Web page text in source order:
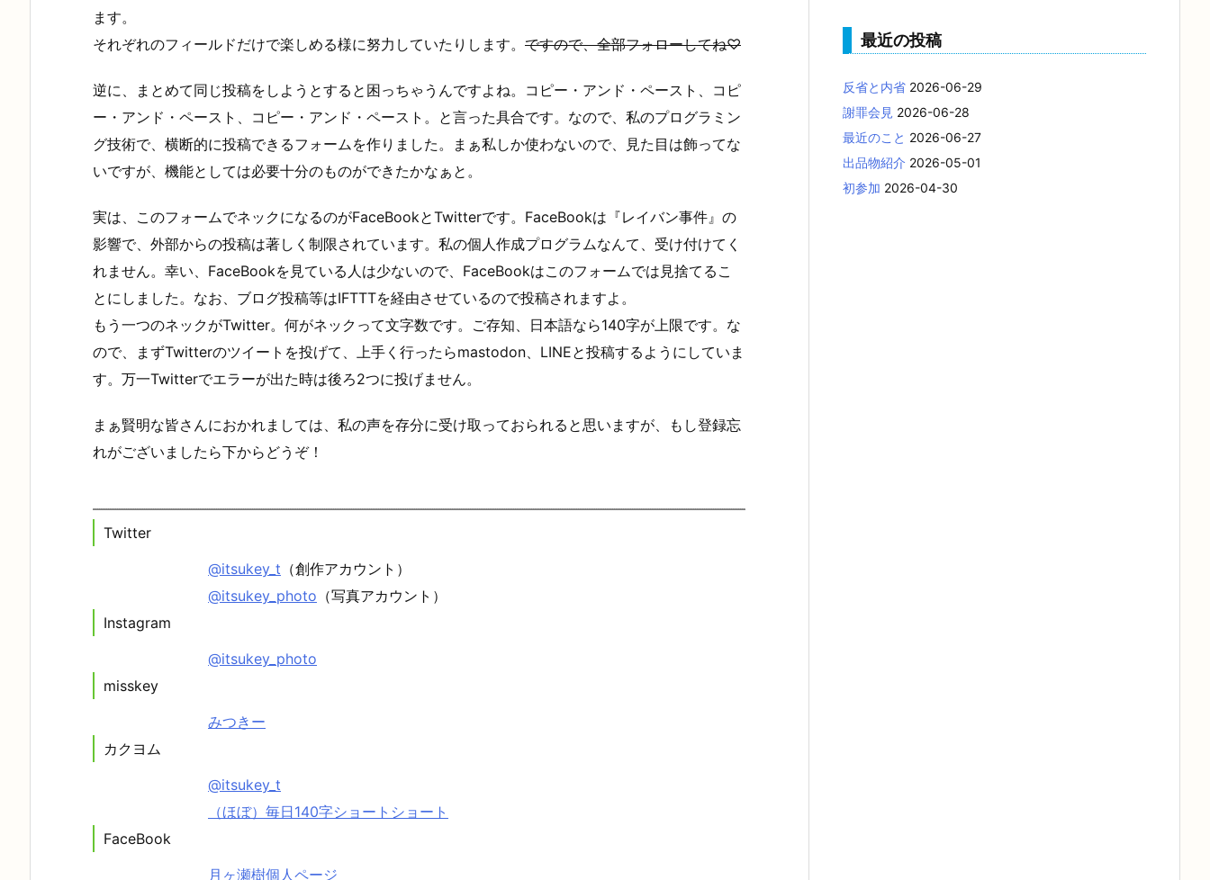
ます。
それぞれのフィールドだけで楽しめる様に努力していたりします。 ですので、全部フォローしてね♡
逆に、まとめて同じ投稿をしようとすると困っちゃうんですよね。コピー・アンド・ペースト、コピ
ー・アンド・ペースト、コピー・アンド・ペースト。と言った具合です。なので、私のプログラミン
グ技術で、横断的に投稿できるフォームを作りました。まぁ私しか使わないので、見た目は飾ってな
いですが、機能としては必要十分のものができたかなぁと。
実は、このフォームでネックになるのがFaceBookとTwitterです。FaceBookは『レイバン事件』の
影響で、外部からの投稿は著しく制限されています。私の個人作成プログラムなんて、受け付けてく
れません。幸い、FaceBookを見ている人は少ないので、FaceBookはこのフォームでは見捨てるこ
とにしました。なお、ブログ投稿等はIFTTTを経由させているので投稿されますよ。
もう一つのネックがTwitter。何がネックって文字数です。ご存知、日本語なら140字が上限です。な
ので、まずTwitterのツイートを投げて、上手く行ったらmastodon、LINEと投稿するようにしていま
す。万一Twitterでエラーが出た時は後ろ2つに投げません。
まぁ賢明な皆さんにおかれましては、私の声を存分に受け取っておられると思いますが、もし登録忘
れがございましたら下からどうぞ！
Twitter
@itsukey_t （創作アカウント）
@itsukey_photo （写真アカウント）
Instagram
@itsukey_photo
misskey
みつきー
カクヨム
@itsukey_t
（ほぼ）毎日140字ショートショート
FaceBook
月ヶ瀬樹個人ページ
最近の投稿
反省と内省 2026-06-29
謝罪会見 2026-06-28
最近のこと 2026-06-27
出品物紹介 2026-05-01
初参加 2026-04-30